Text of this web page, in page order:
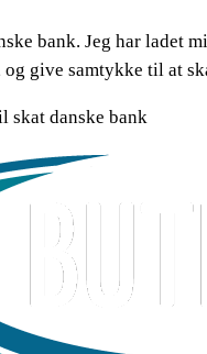
bank. Jeg har ladet
og give samtykke til at
skat danske bank